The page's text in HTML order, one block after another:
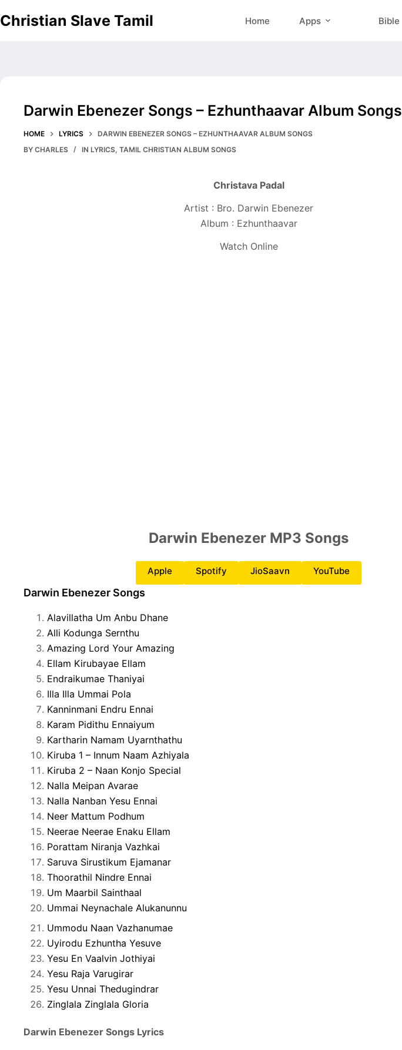
to
Christian Slave Tamil Home Apps Bible
Darwin Ebenezer Songs – Ezhunthaavar Album Songs
HOME LYRICS
DARWIN EBENEZER SONGS – EZHUNTHAAVAR ALBUM SONGS
BY CHARLES IN LYRICS,TAMIL CHRISTIAN ALBUM SONGS
Christava Padal
Artist : Bro. Darwin Ebenezer
Album : Ezhunthaavar
Watch Online
Darwin Ebenezer MP3 Songs
Apple Spotify JioSaavn YouTube
Darwin Ebenezer Songs
Alavillatha Um Anbu Dhane
Alli Kodunga Sernthu
Amazing Lord Your Amazing
Ellam Kirubayae Ellam
Endraikumae Thaniyai
Illa Illa Ummai Pola
Kanninmani Endru Ennai
Karam Pidithu Ennaiyum
Kartharin Namam Uyarnthathu
Kiruba 1 – Innum Naam Azhiyala
Kiruba 2 – Naan Konjo Special
Nalla Meipan Avarae
Nalla Nanban Yesu Ennai
Neer Mattum Podhum
Neerae Neerae Enaku Ellam
Porattam Niranja Vazhkai
Saruva Sirustikum Ejamanar
Thoorathil Nindre Ennai
Um Maarbil Sainthaal
Ummai Neynachale Alukanunnu
Ummodu Naan Vazhanumae
Uyirodu Ezhuntha Yesuve
Yesu En Vaalvin Jothiyai
Yesu Raja Varugirar
Yesu Unnai Thedugindrar
Zinglala Zinglala Gloria
Darwin Ebenezer Songs Lyrics